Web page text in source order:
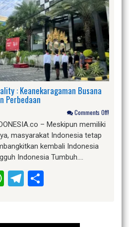
: Keanekaragaman Busana
Perbedaan
Comments Off!
– Meskipun memiliki
masyarakat Indonesia tetap
kembali Indonesia
Indonesia Tumbuh….
WhatsApp
Telegram